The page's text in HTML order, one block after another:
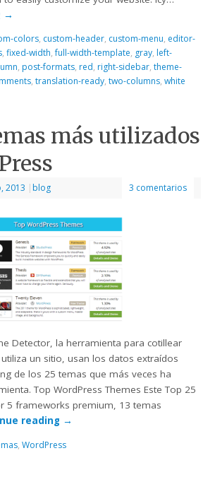
→
colors, custom-header, custom-menu, editor-
,fixed-width,full-width-template, gray, left-
, post-formats, red, right-sidebar,theme-
,translation-ready,two-columns,white
más utilizados
2013 | blog 3 comentarios
Detector, la herramienta para cotillear
un sitio, usan los datos extraídos
de los 25 temas que más veces ha
Top WordPress Themes Este Top 25
5 frameworks premium, 13 temas
reading →
,WordPress